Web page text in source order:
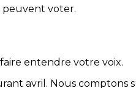
peuvent voter.
entendre votre voix.
avril. Nous comptons